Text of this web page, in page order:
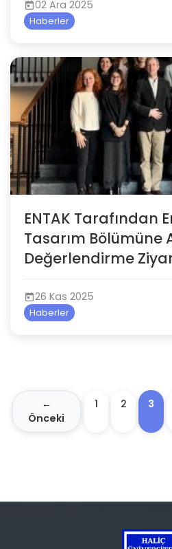
02 Ara 2025
Haberler
ENTAK Tarafından
Tasarım Bölümüne
Değerlendirme
26 Kas 2025
Haberler
←
Önceki
1 2 3